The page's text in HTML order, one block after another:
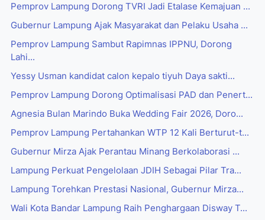
Pemprov Lampung Dorong TVRI Jadi Etalase Kemajuan ...
Gubernur Lampung Ajak Masyarakat dan Pelaku Usaha ...
Pemprov Lampung Sambut Rapimnas IPPNU, Dorong
Lahi...
Yessy Usman kandidat calon kepalo tiyuh Daya sakti...
Pemprov Lampung Dorong Optimalisasi PAD dan Penert...
Agnesia Bulan Marindo Buka Wedding Fair 2026, Doro...
Pemprov Lampung Pertahankan WTP 12 Kali Berturut-t...
Gubernur Mirza Ajak Perantau Minang Berkolaborasi ...
Lampung Perkuat Pengelolaan JDIH Sebagai Pilar Tra...
Lampung Torehkan Prestasi Nasional, Gubernur Mirza...
Wali Kota Bandar Lampung Raih Penghargaan Disway T...